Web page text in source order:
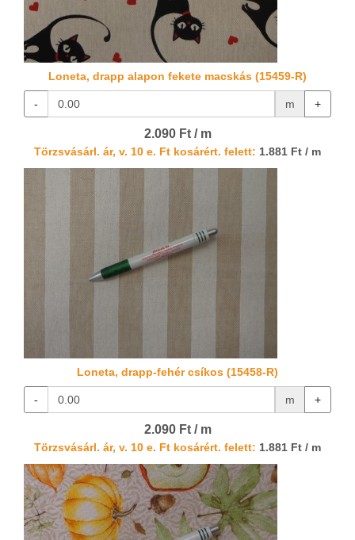
Loneta, drapp alapon fekete macskás (15459-R)
- m +
2.090 Ft / m
Törzsvásárl. ár, v. 10 e. Ft kosárért. felett: 1.881 Ft / m
Loneta, drapp-fehér csíkos (15458-R)
- m +
2.090 Ft / m
Törzsvásárl. ár, v. 10 e. Ft kosárért. felett: 1.881 Ft / m